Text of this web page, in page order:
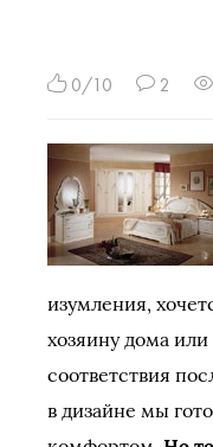
0/10 2
изумления,
хозяину дома
соответствия
в дизайне мы